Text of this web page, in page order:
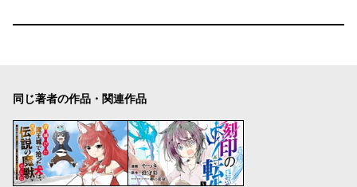
同じ著者の作品・関連作品